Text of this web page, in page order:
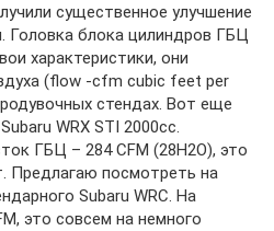
существенное улучшение
Головка блока цилиндров ГБЦ
характеристики, они
(flow -cfm cubic feet per
стендах. Вот еще
WRX STI 2000cc.
ГБЦ – 284 CFM (28H2O), это
Предлагаю посмотреть на
Subaru WRC. На
это совсем на немного